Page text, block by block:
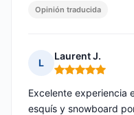
Opinión traducida
L
Laurent J.
Nota: 5 de 5
Excelente experiencia
esquís y snowboard